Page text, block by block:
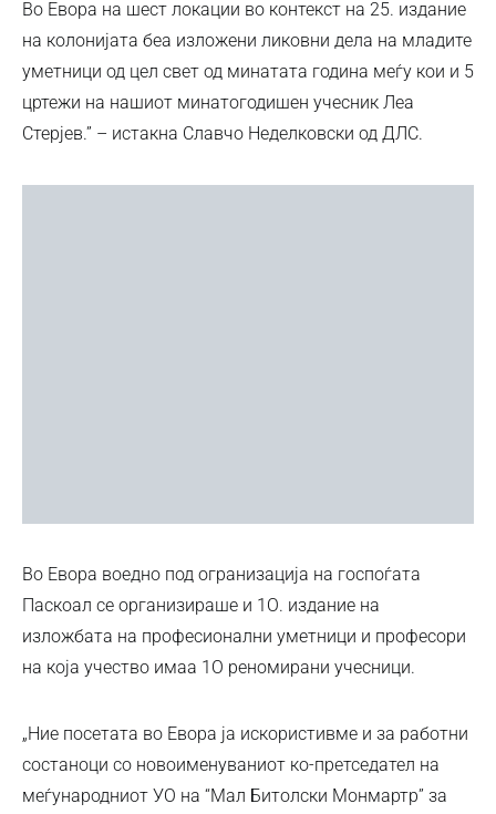
Во Евора на шест локации во контекст на 25. издание
на колонијата беа изложени ликовни дела на младите
уметници од цел свет од минатата година меѓу кои и 5
цртежи на нашиот минатогодишен учесник Леа
Стерјев.” – истакна Славчо Неделковски од ДЛС.
Во Евора воедно под огранизација на госпоѓата
Паскоал се организираше и 1О. издание на
изложбата на професионални уметници и професори
на која учество имаа 1О реномирани учесници.
„Ние посетата во Евора ја искористивме и за работни
состаноци со новоименуваниот ко-претседател на
меѓународниот УО на “Мал Битолски Монмартр” за